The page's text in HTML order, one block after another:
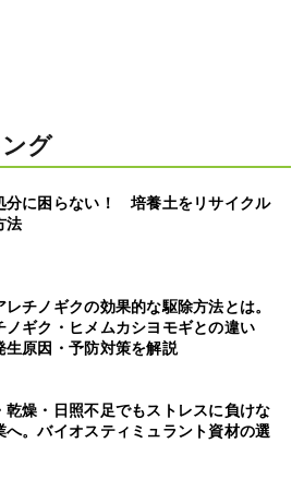
グ
分に困らない！ 培養土をリサイクル
法
レチノギクの効果的な駆除方法とは。
ノギク・ヒメムカシヨモギとの違い
生原因・予防対策を解説
乾燥・日照不足でもストレスに負けな
へ。バイオスティミュラント資材の選